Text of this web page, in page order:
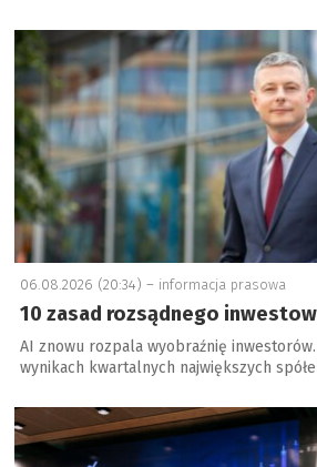
a
06.08.2026 (20:34) – informacja prasowa
10 zasad rozsądnego
AI znowu rozpala wyobraźnię
wynikach kwartalnych największych
a